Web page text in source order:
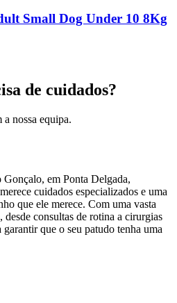
Small Dog Under 10 8Kg
de cuidados?
nossa equipa.
em Ponta Delgada,
cuidados especializados e uma
que ele merece. Com uma vasta
desde consultas de rotina a cirurgias
que o seu patudo tenha uma